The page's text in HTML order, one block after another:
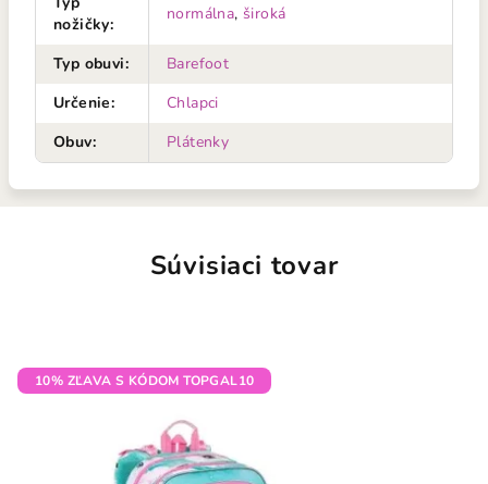
nožičky:
normálna, široká
Typ obuvi:
Barefoot
Určenie:
Chlapci
Obuv: Plátenky
Súvisiaci tovar
10% ZĽAVA S KÓDOM TOPGAL10